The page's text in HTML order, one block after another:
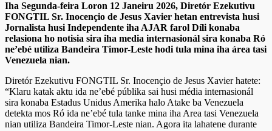
Iha Segunda-feira Loron 12 Janeiru 2026, Diretór Ezekutivu
FONGTIL Sr. Inocençio de Jesus Xavier hetan entrevista husi
Jornalista husi Independente iha AJAR farol Díli konaba
relasiona ho notisia sira iha media internasionál sira konaba Ró
ne’ebé utiliza Bandeira Timor-Leste hodi tula mina iha área tasi
Venezuela nian.
Diretór Ezekutivu FONGTIL Sr. Inocençio de Jesus Xavier hatete:
“Klaru katak aktu ida ne’ebé públika sai husi média internasionál
sira konaba Estadus Unidus Amerika halo Atake ba Venezuela
detekta mos Ró ida ne’ebé tula tanke mina iha Area tasi Venezuela
nian utiliza Bandeira Timor-Leste nian. Agora ita lahatene durante